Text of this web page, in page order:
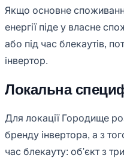
Якщо основне
енергії піде у власне
або під час блекаутів,
інвертор.
Локальна
Для локації Городище
бренду інвертора, а з
час блекауту: об'єкт з